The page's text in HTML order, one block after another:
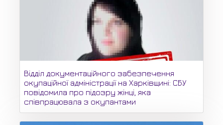
Відділ документаційного забезпечення
окупаційної адміністрації на Харківщині: СБУ
повідомила про підозру жінці, яка
співпрацювала з окупантами